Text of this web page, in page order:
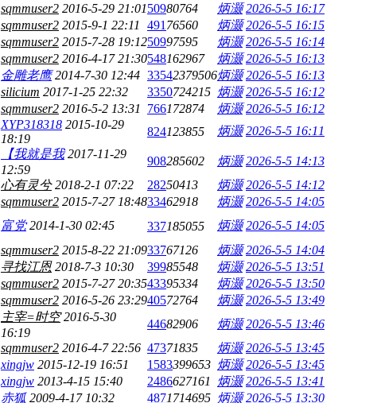
sqmmuser2 2016-5-29 21:0150980764 炳灏 2026-5-5 16:17
sqmmuser2 2015-9-1 22:11 491 76560 炳灏 2026-5-5 16:15
sqmmuser2 2015-7-28 19:1250997595 炳灏 2026-5-5 16:14
sqmmuser2 2016-4-17 21:30548162967 炳灏 2026-5-5 16:13
金雕老鹰 2014-7-30 12:44 33542379506炳灏 2026-5-5 16:13
silicium 2017-1-25 22:32 3350724215 炳灏 2026-5-5 16:12
sqmmuser2 2016-5-2 13:31 766172874 炳灏 2026-5-5 16:12
XYP318318 2015-10-29
18:19
824123855 炳灏 2026-5-5 16:11
【我就是我 2017-11-29
12:59
908285602 炳灏 2026-5-5 14:13
心有灵兮 2018-2-1 07:22 28250413 炳灏 2026-5-5 14:12
sqmmuser2 2015-7-27 18:4833462918 炳灏 2026-5-5 14:05
富党 2014-1-30 02:45 337185055 炳灏 2026-5-5 14:05
sqmmuser2 2015-8-22 21:0933767126 炳灏 2026-5-5 14:04
寻找江恩 2018-7-3 10:30 39985548 炳灏 2026-5-5 13:51
sqmmuser2 2015-7-27 20:3543395334 炳灏 2026-5-5 13:50
sqmmuser2 2016-5-26 23:2940572764 炳灏 2026-5-5 13:49
主宰=时空 2016-5-30
16:19
44682906 炳灏 2026-5-5 13:46
sqmmuser2 2016-4-7 22:56 47371835 炳灏 2026-5-5 13:45
xingjw 2015-12-19 16:51 1583399653 炳灏 2026-5-5 13:45
xingjw 2013-4-15 15:40 2486627161 炳灏 2026-5-5 13:41
赤狐 2009-4-17 10:32 4871714695 炳灏 2026-5-5 13:30